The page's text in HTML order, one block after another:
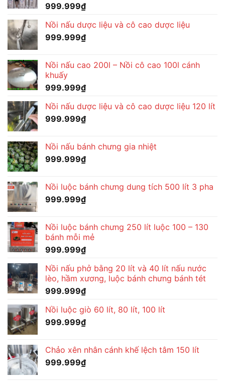
999.999₫
Nồi nấu dược liệu và cô cao dược liệu
999.999₫
Nồi nấu cao 200l – Nồi cô cao 100l cánh
khuấy
999.999₫
Nồi nấu dược liệu và cô cao dược liệu 120 lít
999.999₫
Nồi nấu bánh chưng gia nhiệt
999.999₫
Nồi luộc bánh chưng dung tích 500 lít 3 pha
999.999₫
Nồi luộc bánh chưng 250 lít luộc 100 – 130
bánh mỗi mẻ
999.999₫
Nồi nấu phở bằng 20 lít và 40 lít nấu nước
lèo, hầm xương, luộc bánh chưng bánh tét
999.999₫
Nồi luộc giò 60 lít, 80 lít, 100 lít
999.999₫
Chảo xên nhân cánh khế lệch tâm 150 lít
999.999₫